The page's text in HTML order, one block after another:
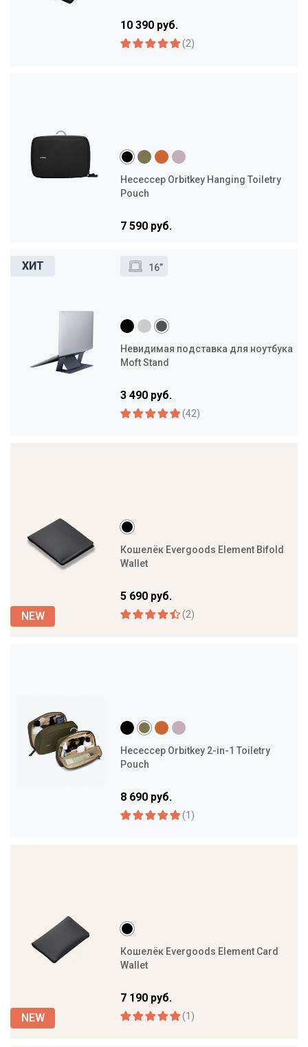
10 390 руб.
(2)
Несессер Orbitkey Hanging Toiletry
Pouch
7 590 руб.
16”
Невидимая подставка для ноутбука
Moft Stand
3 490 руб.
(42)
Кошелёк Evergoods Element Bifold
Wallet
5 690 руб.
(2)
Несессер Orbitkey 2-in-1 Toiletry
Pouch
8 690 руб.
(1)
Кошелёк Evergoods Element Card
Wallet
7 190 руб.
(1)